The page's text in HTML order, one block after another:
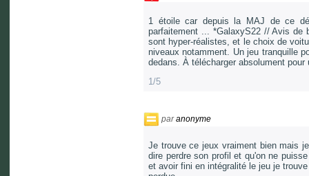
1 étoile car depuis la MAJ de ce
parfaitement ... *GalaxyS22 // Avis de
sont hyper-réalistes, et le choix de
niveaux notamment. Un jeu tranquille
dedans. À télécharger absolument
1/5
paranonyme
Je trouve ce jeux vraiment bien mais
dire perdre son profil et qu'on ne
et avoir fini en intégralité le jeu je